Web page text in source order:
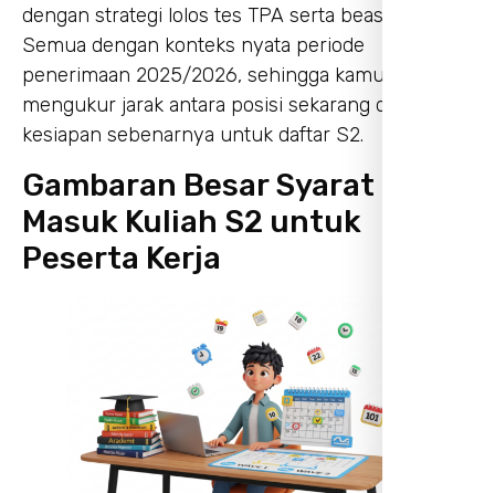
dengan strategi lolos tes TPA serta beasiswa.
Semua dengan konteks nyata periode
penerimaan 2025/2026, sehingga kamu bisa
mengukur jarak antara posisi sekarang dan
kesiapan sebenarnya untuk daftar S2.
Gambaran Besar Syarat
Masuk Kuliah S2 untuk
Peserta Kerja